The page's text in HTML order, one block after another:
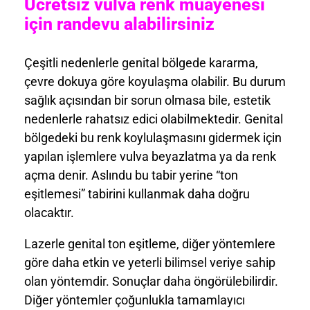
Ücretsiz vulva renk muayenesi
için randevu alabilirsiniz
Çeşitli nedenlerle genital bölgede kararma,
çevre dokuya göre koyulaşma olabilir. Bu durum
sağlık açısından bir sorun olmasa bile, estetik
nedenlerle rahatsız edici olabilmektedir. Genital
bölgedeki bu renk koylulaşmasını gidermek için
yapılan işlemlere vulva beyazlatma ya da renk
açma denir. Aslındu bu tabir yerine “ton
eşitlemesi” tabirini kullanmak daha doğru
olacaktır.
Lazerle genital ton eşitleme, diğer yöntemlere
göre daha etkin ve yeterli bilimsel veriye sahip
olan yöntemdir. Sonuçlar daha öngörülebilirdir.
Diğer yöntemler çoğunlukla tamamlayıcı